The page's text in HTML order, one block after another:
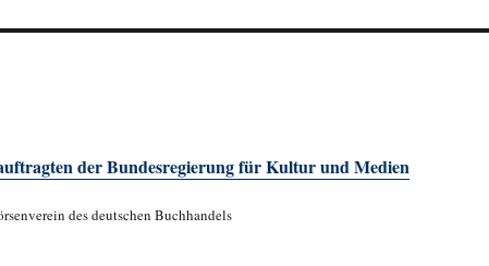
der Bundesregierung für Kultur und Medien